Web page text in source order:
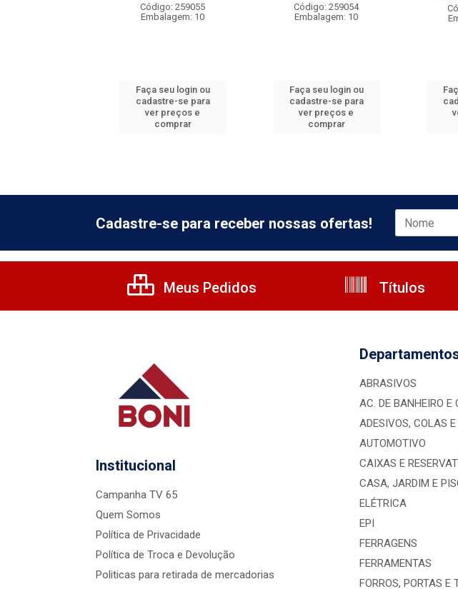
Código: 259055
Embalagem: 10
Faça seu login ou
cadastre-se para
ver preços e
comprar
Código: 259054
Embalagem: 10
Faça seu login ou
cadastre-se para
ver preços e
comprar
Cadastre-se para receber nossas ofertas!
Meus Pedidos Títulos
Institucional
Campanha TV 65
Quem Somos
Política de Privacidade
Política de Troca e Devolução
Politicas para retirada de mercadorias
ABRASIVOS
AC. DE BANHEIRO E
ADESIVOS, COLAS
AUTOMOTIVO
CAIXAS E
CASA, JARDIM E
ELÉTRICA
EPI
FERRAGENS
FERRAMENTAS
FORROS, PORTAS E